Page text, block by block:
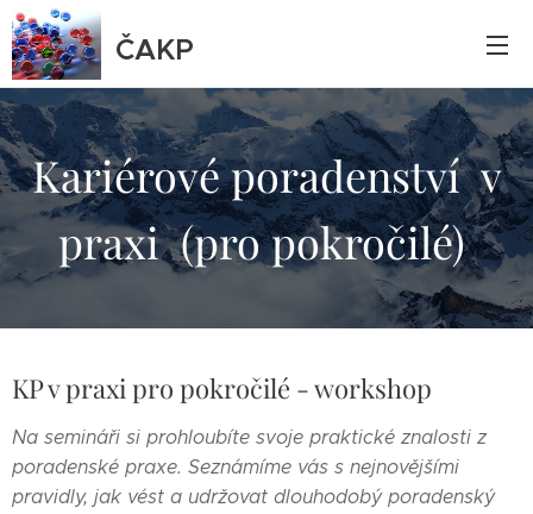
ČAKP
Kariérové poradenství v
praxi (pro pokročilé)
KP v praxi pro pokročilé - workshop
Na semináři si prohloubíte svoje praktické znalosti z
poradenské praxe. Seznámíme vás s nejnovějšími
pravidly, jak vést a udržovat dlouhodobý poradenský